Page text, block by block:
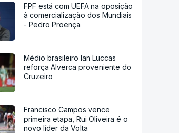
FPF está com UEFA na oposição
à comercialização dos Mundiais
- Pedro Proença
Médio brasileiro Ian Luccas
reforça Alverca proveniente do
Cruzeiro
Francisco Campos vence
primeira etapa, Rui Oliveira é o
novo líder da Volta